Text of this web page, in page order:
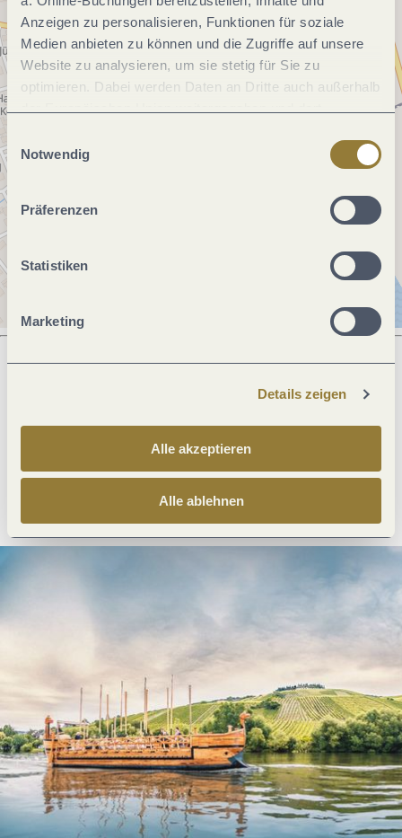
Anzeigen zu personalisieren, Funktionen für soziale
Medien anbieten zu können und die Zugriffe auf unsere
Website zu analysieren, um sie stetig für Sie zu
optimieren. Dabei werden Daten an Dritte auch außerhalb
jederzeit widerrufen werden. Mit der Auswahl "Alle
ablehnen" kann es zu Beeinträchtigungen in der Nutzung
Notwendig
Präferenzen
Statistiken
Marketing
Details zeigen
Alle akzeptieren
Alle ablehnen